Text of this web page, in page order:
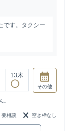
です。タクシー
13木
その他
。
要相談 空き枠なし